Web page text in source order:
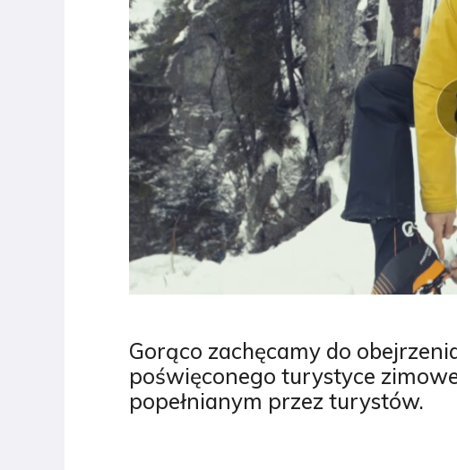
Gorąco zachęcamy do
poświęconego turystyce
popełnianym przez turystów.